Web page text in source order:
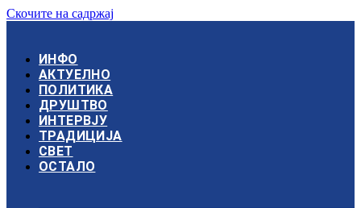
Скочите на садржај
ИНФО
АКТУЕЛНО
ПОЛИТИКА
ДРУШТВО
ИНТЕРВЈУ
ТРАДИЦИЈА
СВЕТ
ОСТАЛО